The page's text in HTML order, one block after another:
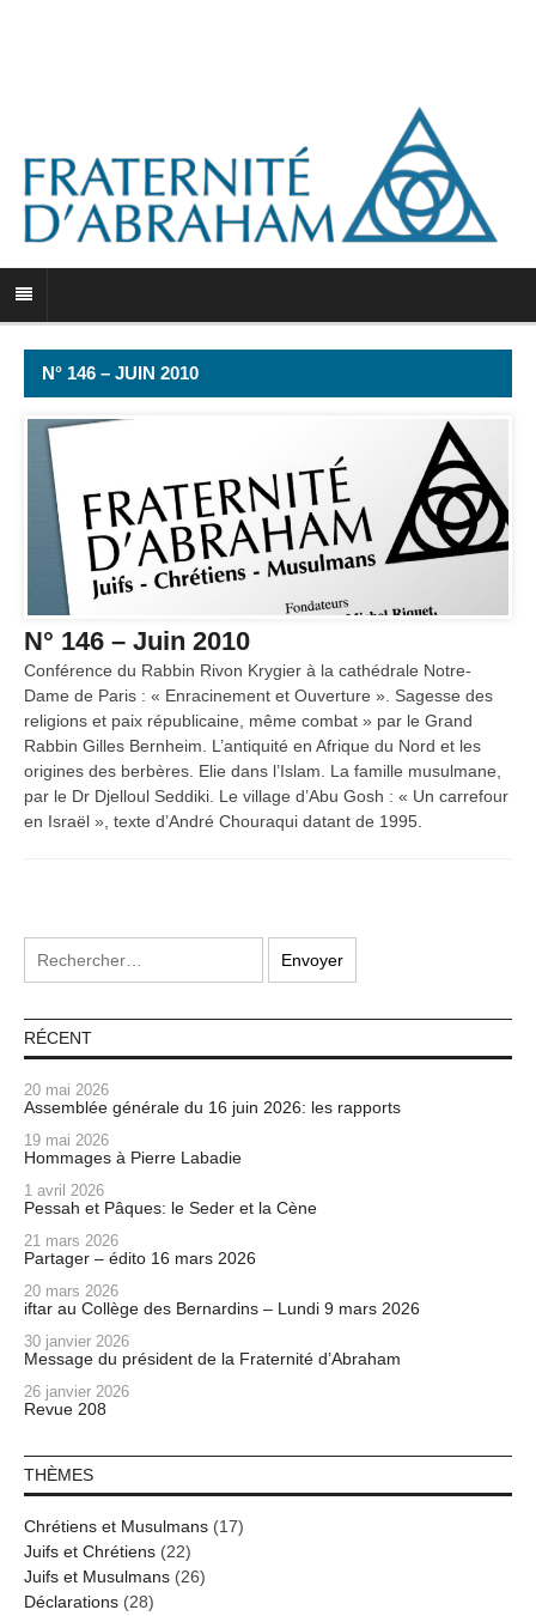
N° 146 – JUIN 2010
N° 146 – Juin 2010
Conférence du Rabbin Rivon Krygier à la cathédrale Notre-
Dame de Paris : « Enracinement et Ouverture ». Sagesse des
religions et paix républicaine, même combat » par le Grand
Rabbin Gilles Bernheim. L’antiquité en Afrique du Nord et les
origines des berbères. Elie dans l’Islam. La famille musulmane,
par le Dr Djelloul Seddiki. Le village d’Abu Gosh : « Un carrefour
en Israël », texte d’André Chouraqui datant de 1995.
RÉCENT
20 mai 2026
Assemblée générale du 16 juin 2026: les rapports
19 mai 2026
Hommages à Pierre Labadie
1 avril 2026
Pessah et Pâques: le Seder et la Cène
21 mars 2026
Partager – édito 16 mars 2026
20 mars 2026
iftar au Collège des Bernardins – Lundi 9 mars 2026
30 janvier 2026
Message du président de la Fraternité d’Abraham
26 janvier 2026
Revue 208
THÈMES
Chrétiens et Musulmans (17)
Juifs et Chrétiens (22)
Juifs et Musulmans (26)
Déclarations (28)